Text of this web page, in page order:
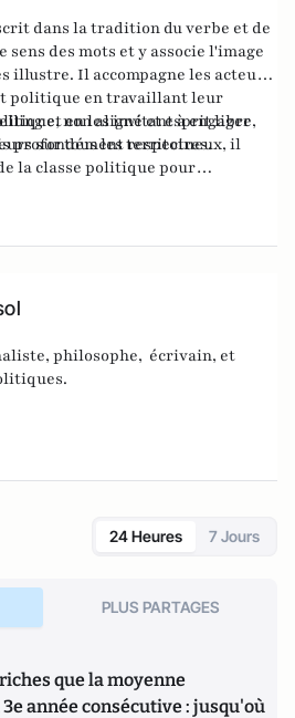
dans la tradition du verbe et de
des mots et y associe l'image
illustre. Il accompagne les acteurs
politique en travaillant leur
et en les invitant à engager
sur tous les territoires.
non aligné et esprit libre,
profondément respectueux, il
la classe politique pour
à
philosophe, écrivain, et
24 Heures 7 Jours
PLUS PARTAGES
que la moyenne
année consécutive : jusqu'où